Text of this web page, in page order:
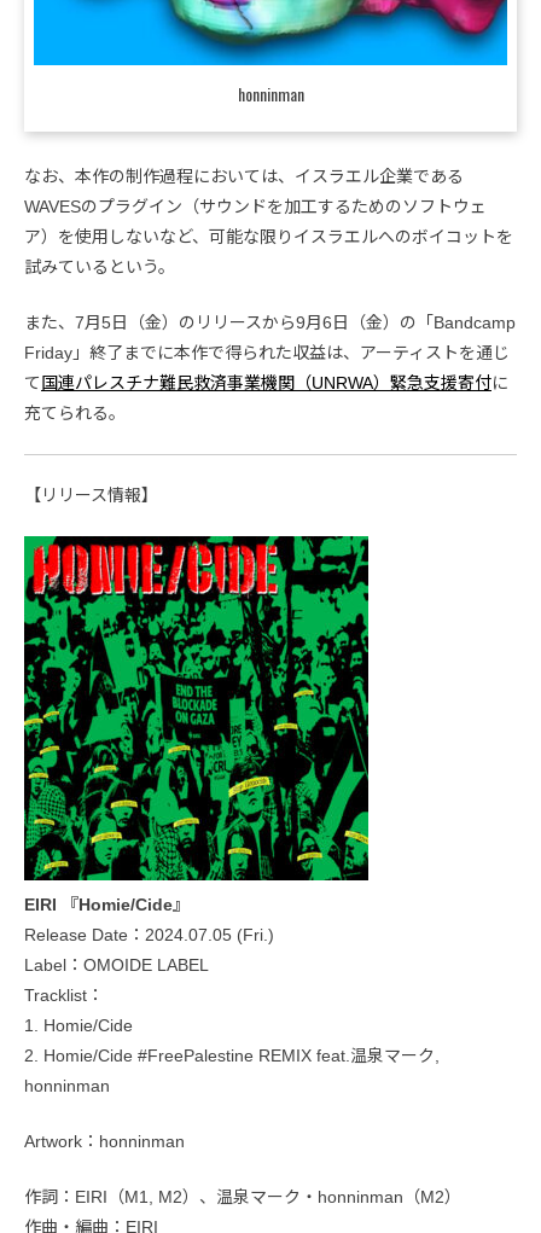
honninman
なお、本作の制作過程においては、イスラエル企業である
WAVESのプラグイン（サウンドを加工するためのソフトウェ
ア）を使用しないなど、可能な限りイスラエルへのボイコットを
試みているという。
また、7月5日（金）のリリースから9月6日（金）の「Bandcamp
Friday」終了までに本作で得られた収益は、アーティストを通じ
て 国連パレスチナ難民救済事業機関（UNRWA）緊急支援寄付に
充てられる。
【リリース情報】
EIRI 『Homie/Cide』
Release Date：2024.07.05 (Fri.)
Label：OMOIDE LABEL
Tracklist：
1. Homie/Cide
2. Homie/Cide #FreePalestine REMIX feat.温泉マーク,
honninman
Artwork：honninman
作詞：EIRI（M1, M2）、温泉マーク・honninman（M2）
作曲・編曲：EIRI